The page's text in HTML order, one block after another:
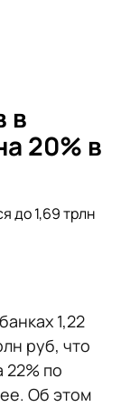
в
20% в
до 1,69 трлн
1,22
руб, что
22% по
Об этом